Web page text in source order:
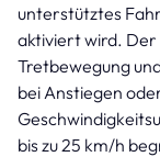
unterstütztes
aktiviert wird.
Tretbewegung
bei Anstiegen
bis zu 25 km/h